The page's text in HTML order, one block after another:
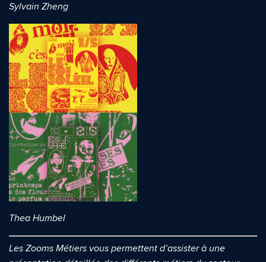
Sylvain Zheng
Thea Humbel
Les Zooms Métiers vous permettent d’assister à une